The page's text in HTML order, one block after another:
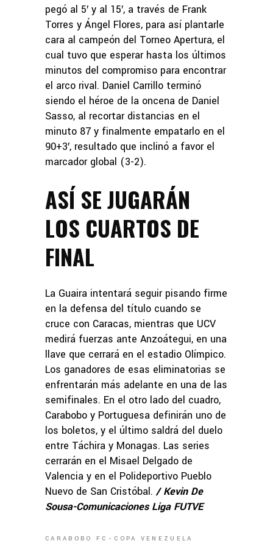
pegó al 5′ y al 15′, a través de Frank
Torres y Ángel Flores, para así plantarle
cara al campeón del Torneo Apertura, el
cual tuvo que esperar hasta los últimos
minutos del compromiso para encontrar
el arco rival. Daniel Carrillo terminó
siendo el héroe de la oncena de Daniel
Sasso, al recortar distancias en el
minuto 87 y finalmente empatarlo en el
90+3′, resultado que inclinó a favor el
marcador global (3-2).
ASÍ SE JUGARÁN
LOS CUARTOS DE
FINAL
La Guaira intentará seguir pisando firme
en la defensa del título cuando se
cruce con Caracas, mientras que UCV
medirá fuerzas ante Anzoátegui, en una
llave que cerrará en el estadio Olímpico.
Los ganadores de esas eliminatorias se
enfrentarán más adelante en una de las
semifinales. En el otro lado del cuadro,
Carabobo y Portuguesa definirán uno de
los boletos, y el último saldrá del duelo
entre Táchira y Monagas. Las series
cerrarán en el Misael Delgado de
Valencia y en el Polideportivo Pueblo
Nuevo de San Cristóbal./ Kevin De
Sousa-Comunicaciones Liga FUTVE
CARABOBO FC COPA VENEZUELA